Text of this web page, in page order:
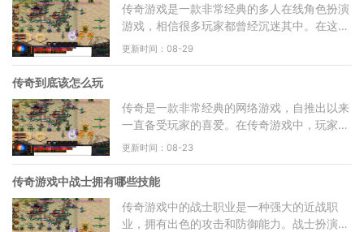
传奇游戏是一款非常经典的多人在线角色扮演
游戏，相信很多玩家都曾经沉迷其中。在这个
游戏中，有着三个不同的职业，分别是法师、
更新时间：08-29
传奇到底该怎么玩
传奇是一款非常经典的网络游戏，自推出以来
一直备受玩家的喜爱。在传奇游戏中，玩家将
扮演一个勇敢的冒险者，与其他玩家一起共同
更新时间：08-23
传奇游戏中战士拥有哪些技能
传奇游戏中的战士职业是一种强大的近战职
业，拥有出色的攻击和防御能力。战士扮演着